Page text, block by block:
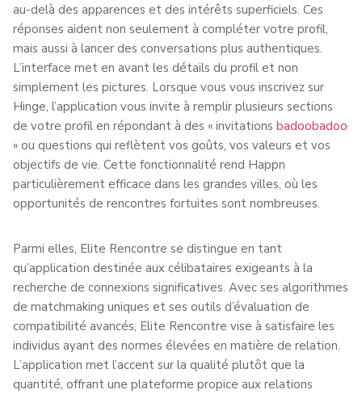
au-delà des apparences et des intérêts superficiels. Ces
réponses aident non seulement à compléter votre profil,
mais aussi à lancer des conversations plus authentiques.
L’interface met en avant les détails du profil et non
simplement les pictures. Lorsque vous vous inscrivez sur
Hinge, l’application vous invite à remplir plusieurs sections
de votre profil en répondant à des « invitations badoobadoo
» ou questions qui reflètent vos goûts, vos valeurs et vos
objectifs de vie. Cette fonctionnalité rend Happn
particulièrement efficace dans les grandes villes, où les
opportunités de rencontres fortuites sont nombreuses.
Parmi elles, Elite Rencontre se distingue en tant
qu’application destinée aux célibataires exigeants à la
recherche de connexions significatives. Avec ses algorithmes
de matchmaking uniques et ses outils d’évaluation de
compatibilité avancés, Elite Rencontre vise à satisfaire les
individus ayant des normes élevées en matière de relation.
L’application met l’accent sur la qualité plutôt que la
quantité, offrant une plateforme propice aux relations